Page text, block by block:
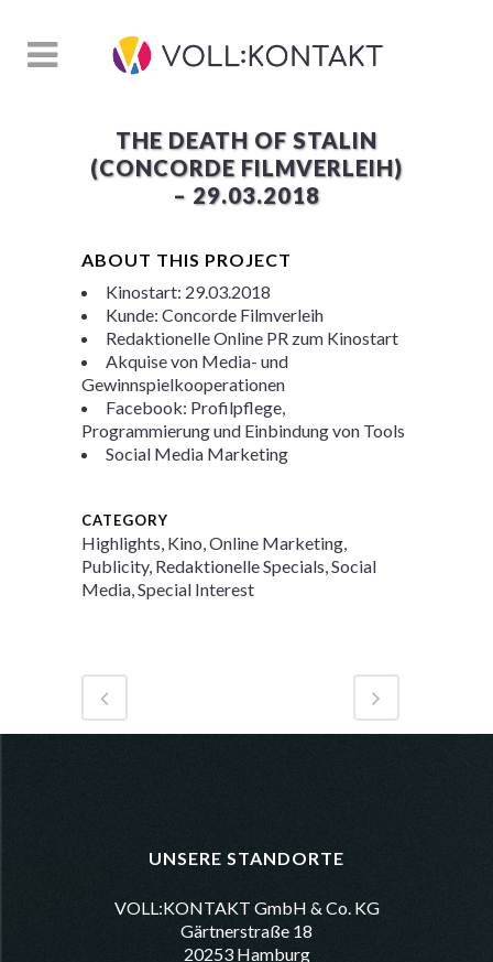
THE DEATH OF STALIN
(CONCORDE FILMVERLEIH)
– 29.03.2018
ABOUT THIS PROJECT
Kinostart: 29.03.2018
Kunde: Concorde Filmverleih
Redaktionelle Online PR zum Kinostart
Akquise von Media- und
Gewinnspielkooperationen
Facebook: Profilpflege,
Programmierung und Einbindung von Tools
Social Media Marketing
CATEGORY
Highlights, Kino, Online Marketing,
Publicity, Redaktionelle Specials, Social
Media, Special Interest
UNSERE STANDORTE
VOLL:KONTAKT GmbH & Co. KG
Gärtnerstraße 18
20253 Hamburg